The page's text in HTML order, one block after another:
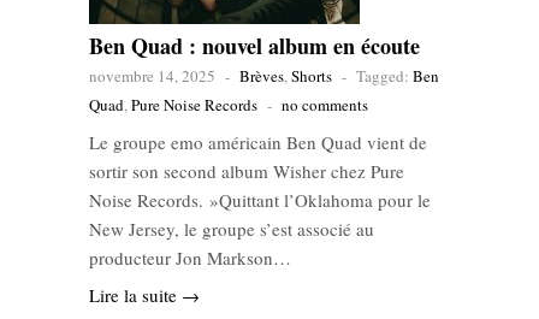
Ben Quad : nouvel album en écoute
novembre 14, 2025 - Brèves,Shorts - Tagged: Ben
Quad,Pure Noise Records - no comments
Le groupe emo américain Ben Quad vient de
sortir son second album Wisher chez Pure
Noise Records. »Quittant l’Oklahoma pour le
New Jersey, le groupe s’est associé au
producteur Jon Markson…
Lire la suite →